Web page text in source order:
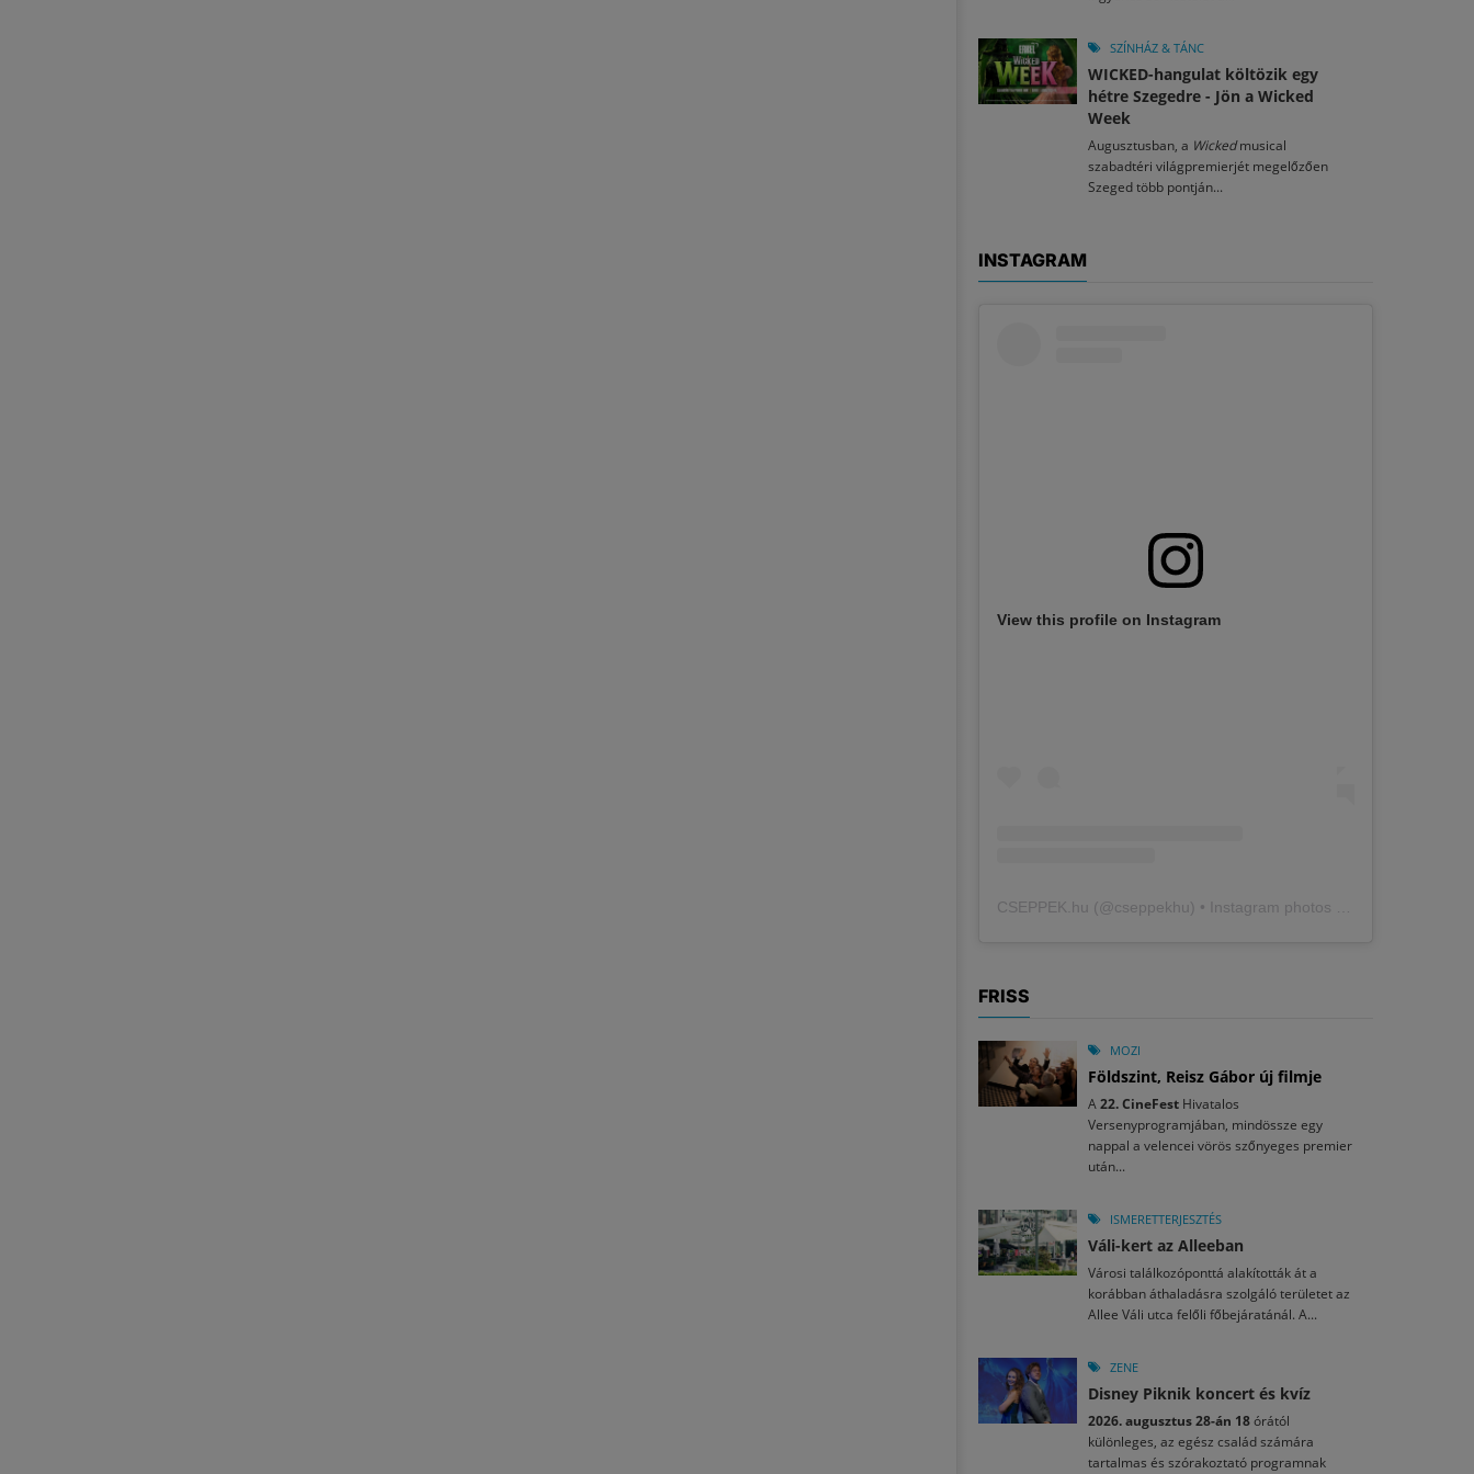
SZÍNHÁZ & TÁNC
WICKED-hangulat költözik egy
hétre Szegedre - Jön a Wicked
Week
Augusztusban, a Wickedmusical
szabadtéri világpremierjét megelőzően
Szeged több pontján...
INSTAGRAM
View this profile on Instagram
CSEPPEK.hu (@cseppekhu ) • Instagram photos and videos
FRISS
MOZI
Földszint, Reisz Gábor új filmje
A22. CineFest Hivatalos
Versenyprogramjában, mindössze egy
nappal a velencei vörös szőnyeges premier
után...
ISMERETTERJESZTÉS
Váli-kert az Alleeban
Városi találkozóponttá alakították át a
korábban áthaladásra szolgáló területet az
Allee Váli utca felőli főbejáratánál. A...
ZENE
Disney Piknik koncert és kvíz
2026. augusztus 28-án 18órától
különleges, az egész család számára
tartalmas és szórakoztató programnak